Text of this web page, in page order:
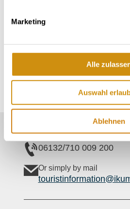
Marketing
Alle
Auswahl
Ablehnen
Saturday
Our Service contact:
06132/710 009 200
Or simply by mail